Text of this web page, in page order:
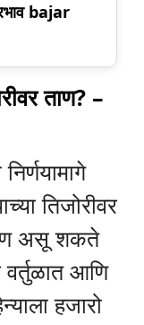
bajar
ताण? –
तिजोरीवर
असू शकते
आणि
हजारो